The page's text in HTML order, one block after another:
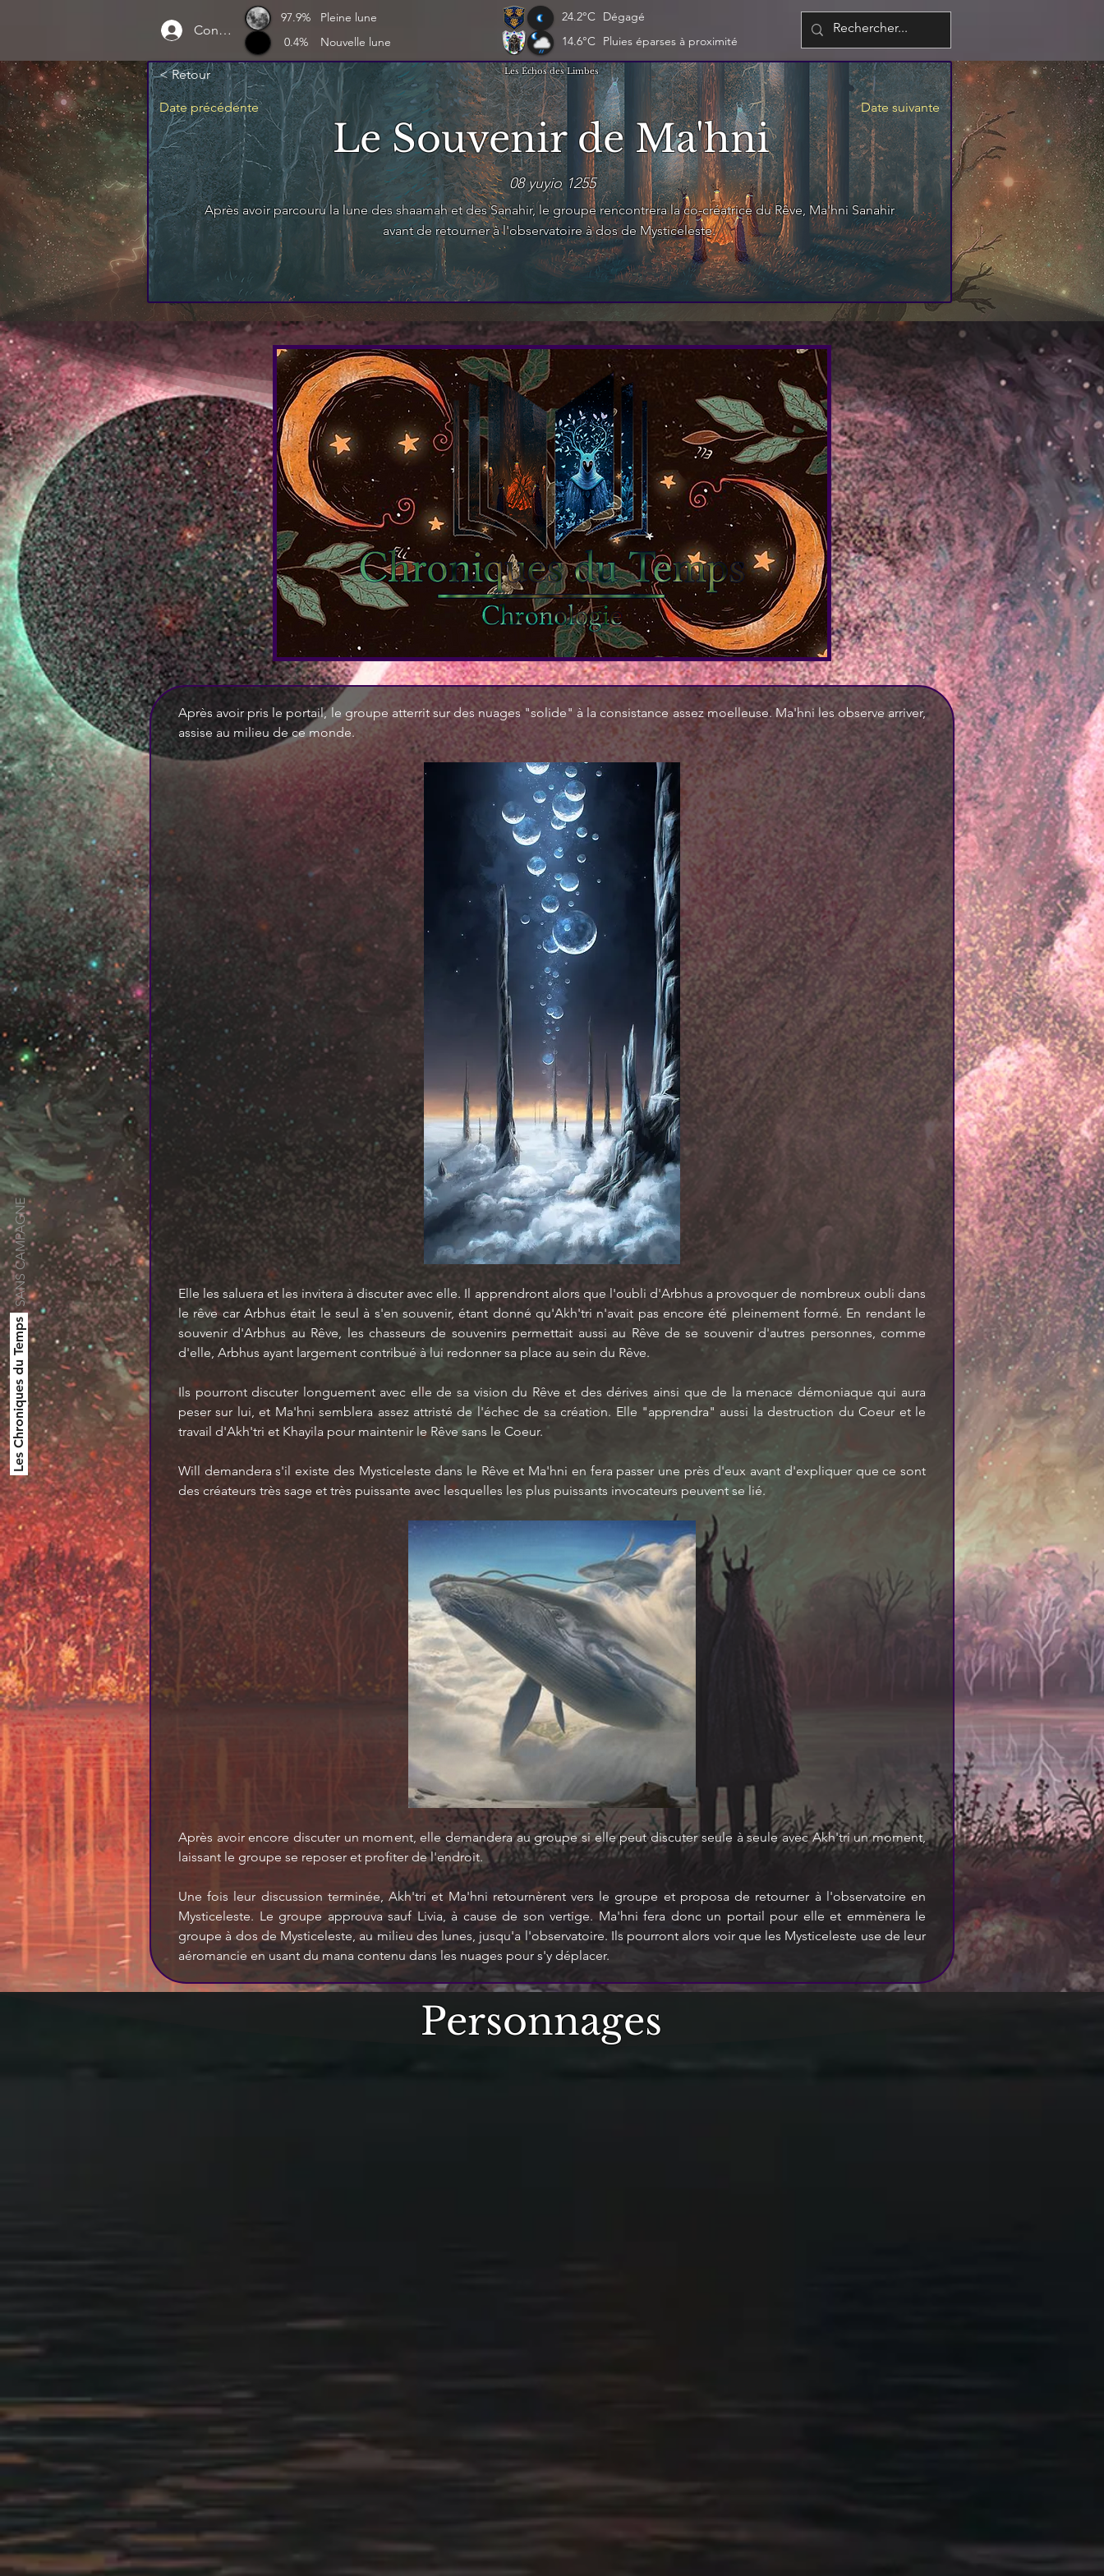
Connexion
97.9%
Pleine lune
0.4%
Nouvelle lune
24.2°C Dégagé
14.6°C Pluies éparses à proximité
Les Chroniques du Temps
SANS CAMPAGNE
< Retour
Date précédente Date suivante
Le Souvenir de Ma'hni
Après avoir parcouru la lune des shaamah et des Sanahir, le groupe rencontrera la co-créatrice du Rêve, Ma'hni Sanahir
avant de retourner à l'observatoire à dos de Mysticeleste.
08 yuyio 1255
Les Échos des Limbes
Après avoir pris le portail, le groupe atterrit sur des nuages "solide" à la consistance assez moelleuse. Ma'hni les observe arriver,
assise au milieu de ce monde.
Elle les saluera et les invitera à discuter avec elle. Il apprendront alors que l'oubli d'Arbhus a provoquer de nombreux oubli dans
le rêve car Arbhus était le seul à s'en souvenir, étant donné qu'Akh'tri n'avait pas encore été pleinement formé. En rendant le
souvenir d'Arbhus au Rêve, les chasseurs de souvenirs permettait aussi au Rêve de se souvenir d'autres personnes, comme
d'elle, Arbhus ayant largement contribué à lui redonner sa place au sein du Rêve.
Ils pourront discuter longuement avec elle de sa vision du Rêve et des dérives ainsi que de la menace démoniaque qui aura
peser sur lui, et Ma'hni semblera assez attristé de l'échec de sa création. Elle "apprendra" aussi la destruction du Coeur et le
travail d'Akh'tri et Khayila pour maintenir le Rêve sans le Coeur.
Will demandera s'il existe des Mysticeleste dans le Rêve et Ma'hni en fera passer une près d'eux avant d'expliquer que ce sont
des créateurs très sage et très puissante avec lesquelles les plus puissants invocateurs peuvent se lié.
Après avoir encore discuter un moment, elle demandera au groupe si elle peut discuter seule à seule avec Akh'tri un moment,
laissant le groupe se reposer et profiter de l'endroit.
Une fois leur discussion terminée, Akh'tri et Ma'hni retournèrent vers le groupe et proposa de retourner à l'observatoire en
Mysticeleste. Le groupe approuva sauf Livia, à cause de son vertige. Ma'hni fera donc un portail pour elle et emmènera le
groupe à dos de Mysticeleste, au milieu des lunes, jusqu'a l'observatoire. Ils pourront alors voir que les Mysticeleste use de leur
aéromancie en usant du mana contenu dans les nuages pour s'y déplacer.
Personnages